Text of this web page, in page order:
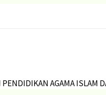
AGAMA ISLAM